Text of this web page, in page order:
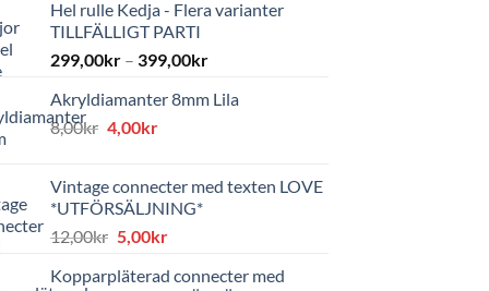
Hel rulle Kedja - Flera varianter
TILLFÄLLIGT PARTI
299,00kr – 399,00kr
Akryldiamanter 8mm Lila
8,00kr Det
var:
8,00kr.
4,00krDet
är:
4,00kr.
Vintage connecter med texten LOVE
*UTFÖRSÄLJNING*
12,00kr Det
priset
5,00krDet
priset
Kopparpläterad connecter med